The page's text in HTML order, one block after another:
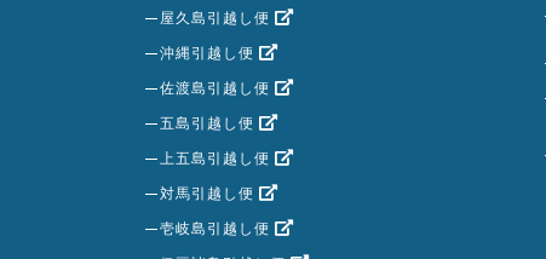
屋久島引越し便
沖縄引越し便
佐渡島引越し便
五島引越し便
上五島引越し便
対馬引越し便
壱岐島引越し便